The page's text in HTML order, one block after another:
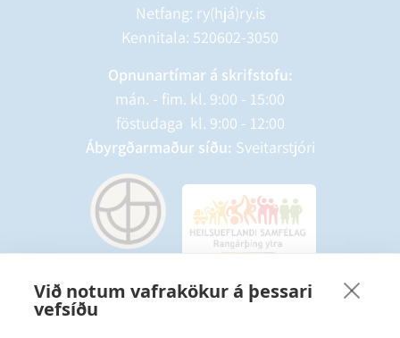
Við notum vafrakökur á þessari
vefsíðu
Netfang: ry(hjá)ry.is
Kennitala: 520602-3050
Opnunartímar á skrifstofu:
mán. - fim. kl. 9:00 - 15:00
föstudaga kl. 9:00 - 12:00
Ábyrgðarmaður síðu: Sveitarstjóri
Starfsmannavefur